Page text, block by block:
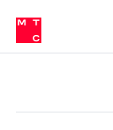
Медиа-центр
и акционерам
Устойчивое
Комплаенс и деловая
Карьера
в МТС